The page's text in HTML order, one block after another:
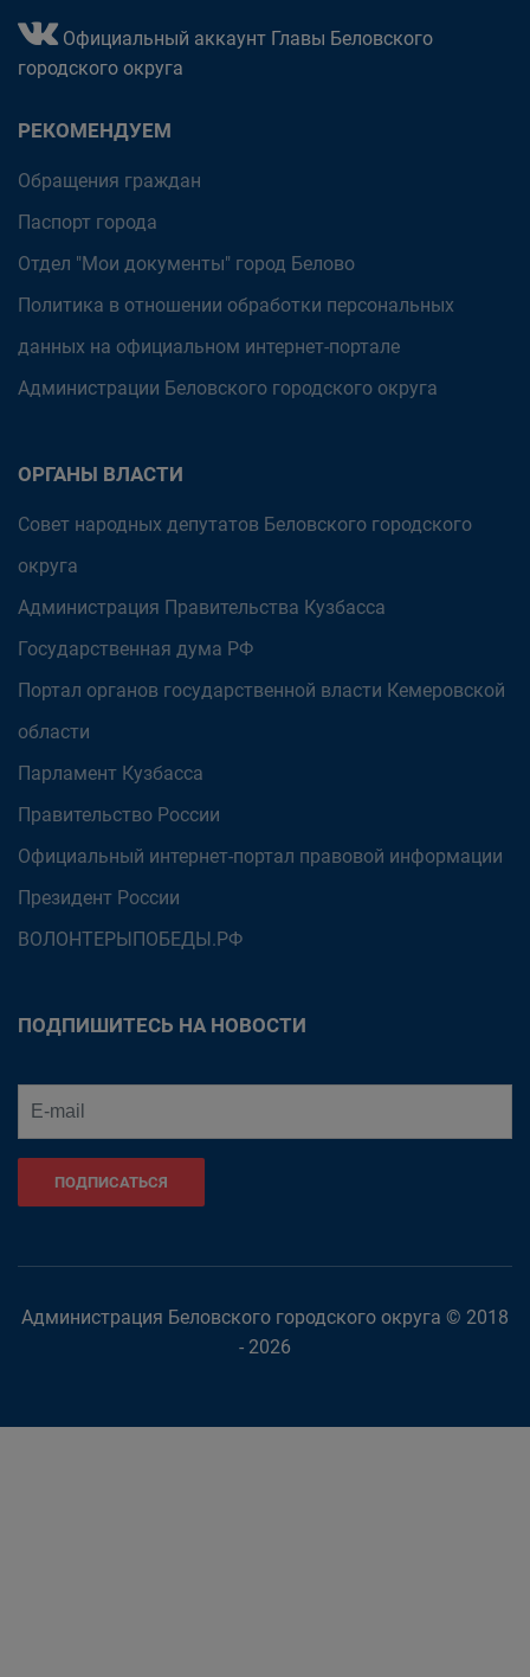
Официальный аккаунт Главы Беловского
городского округа
РЕКОМЕНДУЕМ
Обращения граждан
Паспорт города
Отдел "Мои документы" город Белово
Политика в отношении обработки персональных
данных на официальном интернет-портале
Администрации Беловского городского округа
ОРГАНЫ ВЛАСТИ
Совет народных депутатов Беловского городского
округа
Администрация Правительства Кузбасса
Государственная дума РФ
Портал органов государственной власти Кемеровской
области
Парламент Кузбасса
Правительство России
Официальный интернет-портал правовой информации
Президент России
ВОЛОНТЕРЫПОБЕДЫ.РФ
ПОДПИШИТЕСЬ НА НОВОСТИ
ПОДПИСАТЬСЯ
Администрация Беловского городского округа © 2018
- 2026